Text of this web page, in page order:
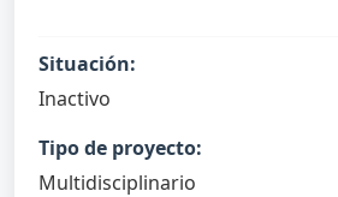
Situación:
Inactivo
Tipo de proyecto:
Multidisciplinario